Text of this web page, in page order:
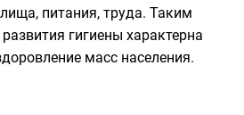
питания, труда. Таким
гигиены характерна
масс населения.